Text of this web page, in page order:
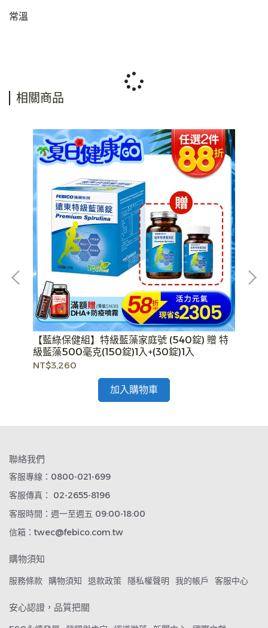
常溫
相關商品
【藍綠保健組】特級藍藻家庭號 (540錠) 贈 特
級藍藻500毫克(150錠)1入+(30錠)1入
NT$3,260
加入購物車
聯絡我們
客服專線：0800-021-699
客服傳真： 02-2655-8196
客服時間：週一至週五 09:00-18:00
信箱：twec@febico.com.tw
購物須知
服務條款 購物須知 退款政策 隱私權聲明 我的帳戶 客服中心
安心認證，品質把關